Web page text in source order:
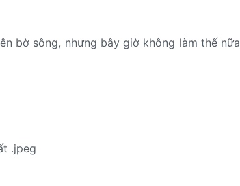
bờ sông, nhưng bây giờ không làm thế nữa